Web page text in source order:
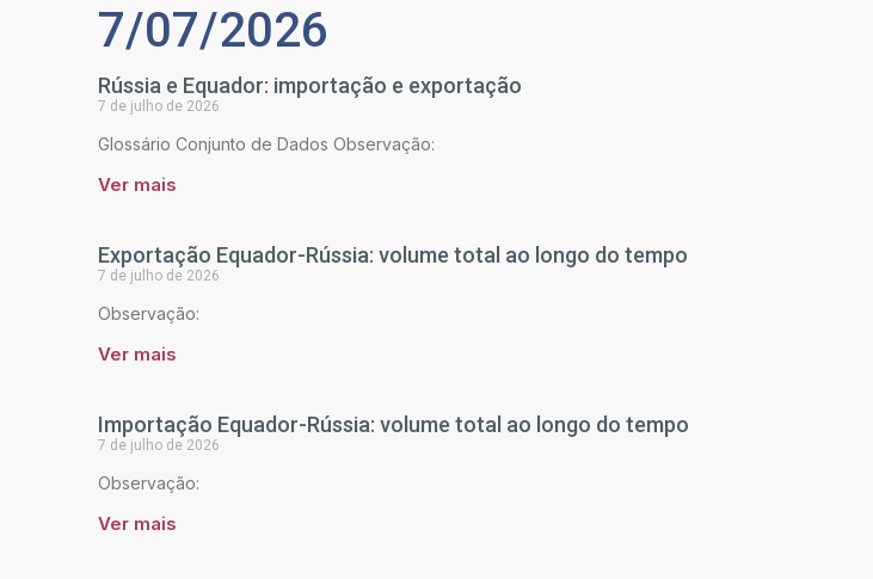
7/07/2026
Rússia e Equador: importação e exportação
7 de julho de 2026
Glossário Conjunto de Dados Observação:
Ver mais
Exportação Equador-Rússia: volume total ao longo do tempo
7 de julho de 2026
Observação:
Ver mais
Importação Equador-Rússia: volume total ao longo do tempo
7 de julho de 2026
Observação:
Ver mais